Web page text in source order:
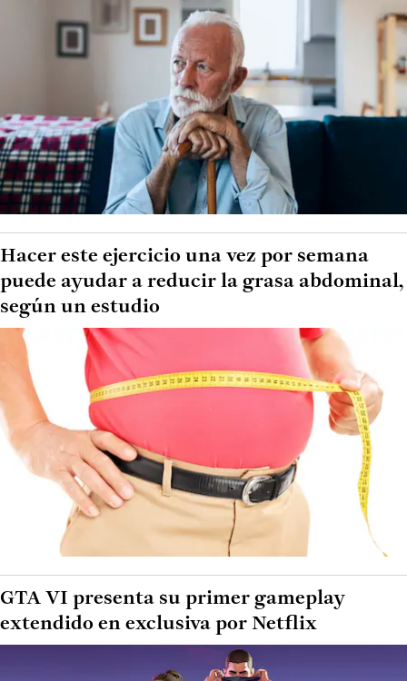
Hacer este ejercicio una vez por semana
puede ayudar a reducir la grasa abdominal,
según un estudio
GTA VI presenta su primer gameplay
extendido en exclusiva por Netflix